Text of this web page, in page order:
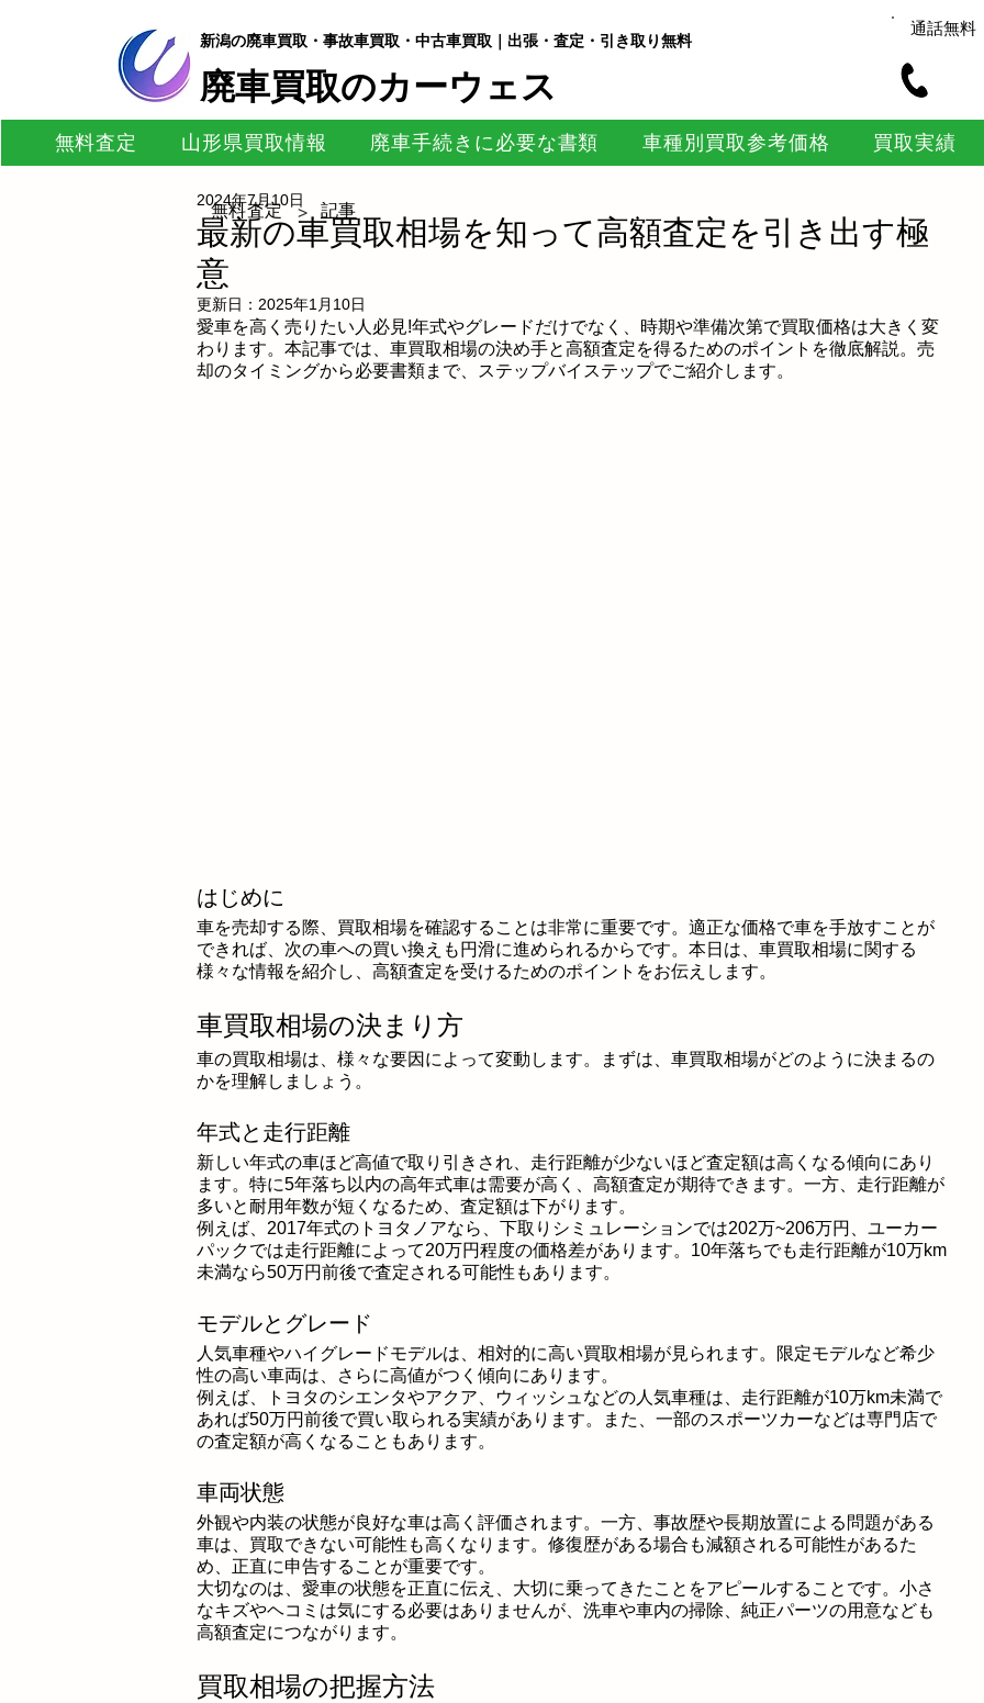
新潟の廃車買取・事故車買取・中古車買取｜出張・査定・引き取り無料
​廃車買取のカーウェス
通話無料
無料査定 山形県買取情報 廃車手続きに必要な書類 車種別買取参考価格 買取実績
最新の車買取相場を知って高額査定を引き出す極
意
2024年7月10日
更新日： 2025年1月10日
愛車を高く売りたい人必見!年式やグレードだけでなく、時期や準備次第で買取価格は大きく変
わります。本記事では、車買取相場の決め手と高額査定を得るためのポイントを徹底解説。売
却のタイミングから必要書類まで、ステップバイステップでご紹介します。
はじめに
車を売却する際、買取相場を確認することは非常に重要です。適正な価格で車を手放すことが
できれば、次の車への買い換えも円滑に進められるからです。本日は、車買取相場に関する
様々な情報を紹介し、高額査定を受けるためのポイントをお伝えします。
車買取相場の決まり方
車の買取相場は、様々な要因によって変動します。まずは、車買取相場がどのように決まるの
かを理解しましょう。
年式と走行距離
新しい年式の車ほど高値で取り引きされ、走行距離が少ないほど査定額は高くなる傾向にあり
ます。特に5年落ち以内の高年式車は需要が高く、高額査定が期待できます。一方、走行距離が
多いと耐用年数が短くなるため、査定額は下がります。
例えば、2017年式のトヨタノアなら、下取りシミュレーションでは202万~206万円、ユーカー
パックでは走行距離によって20万円程度の価格差があります。10年落ちでも走行距離が10万km
未満なら50万円前後で査定される可能性もあります。
モデルとグレード
人気車種やハイグレードモデルは、相対的に高い買取相場が見られます。限定モデルなど希少
性の高い車両は、さらに高値がつく傾向にあります。
例えば、トヨタのシエンタやアクア、ウィッシュなどの人気車種は、走行距離が10万km未満で
あれば50万円前後で買い取られる実績があります。また、一部のスポーツカーなどは専門店で
の査定額が高くなることもあります。
車両状態
外観や内装の状態が良好な車は高く評価されます。一方、事故歴や長期放置による問題がある
車は、買取できない可能性も高くなります。修復歴がある場合も減額される可能性があるた
め、正直に申告することが重要です。
大切なのは、愛車の状態を正直に伝え、大切に乗ってきたことをアピールすることです。小さ
なキズやヘコミは気にする必要はありませんが、洗車や車内の掃除、純正パーツの用意なども
高額査定につながります。
買取相場の把握方法
無料査定 > 記事